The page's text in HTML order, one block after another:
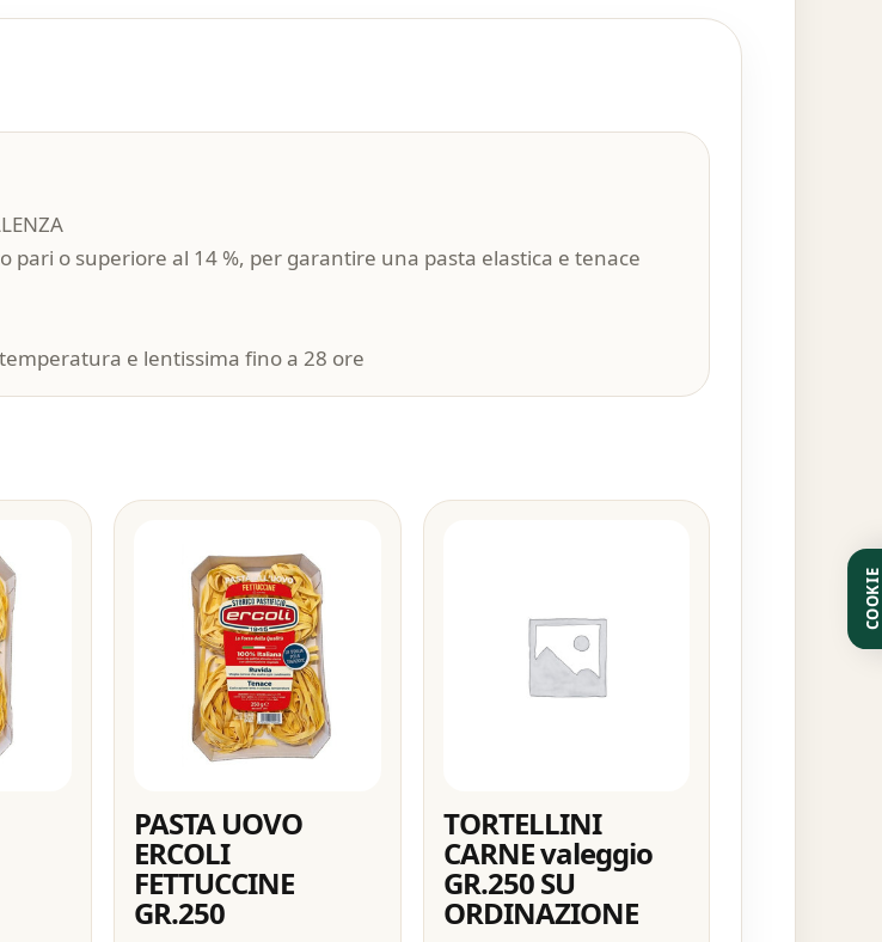
o superiore al 14 %, per garantire una pasta elastica e tenace
e lentissima fino a 28 ore
PASTA UOVO
ERCOLI
FETTUCCINE
GR.250
TORTELLINI
CARNE valeggio
GR.250 SU
ORDINAZIONE
COOKIE